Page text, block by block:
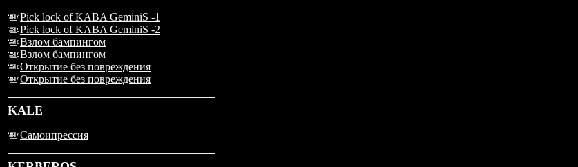
Pick lock of KABA GeminiS -1
Pick lock of KABA GeminiS -2
Взлом бампингом
Взлом бампингом
Открытие без повреждения
Открытие без повреждения
KALE
Самоипрессия